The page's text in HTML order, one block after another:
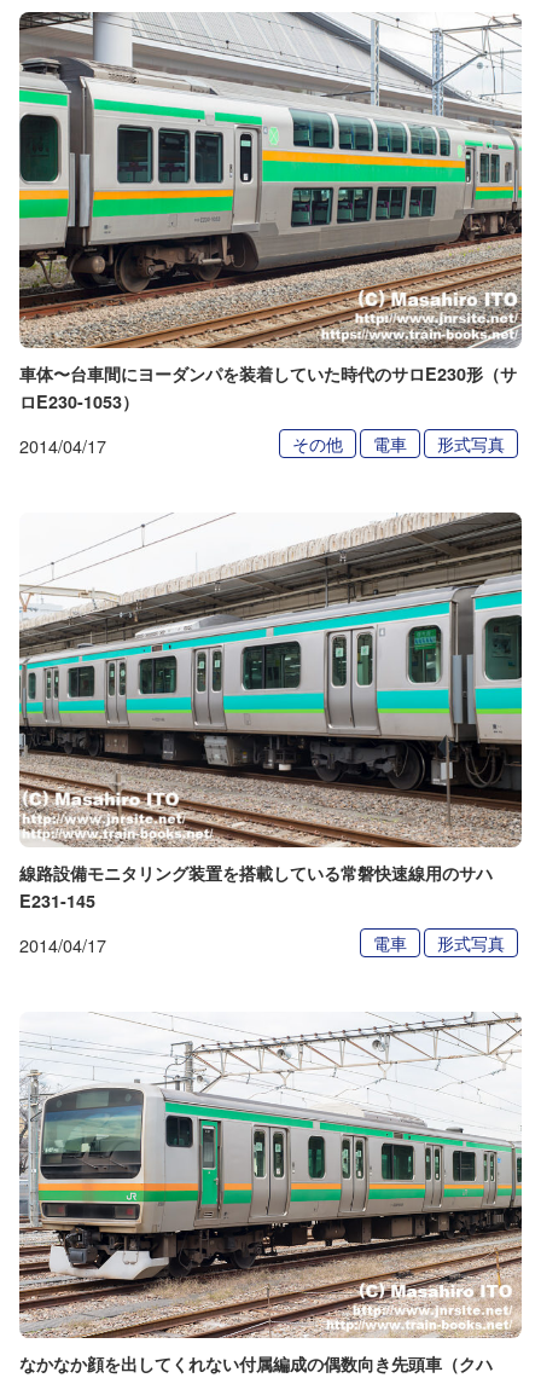
車体〜台車間にヨーダンパを装着していた時代のサロE230形（サ
ロE230-1053）
2014/04/17 その他 電車 形式写真
線路設備モニタリング装置を搭載している常磐快速線用のサハ
E231-145
2014/04/17 電車 形式写真
なかなか顔を出してくれない付属編成の偶数向き先頭車（クハ